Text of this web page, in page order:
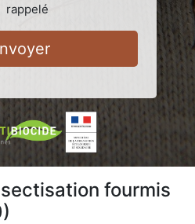
rappelé
fourmis